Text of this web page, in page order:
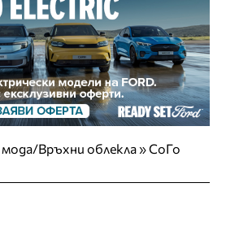
Връхни облекла»СоГо